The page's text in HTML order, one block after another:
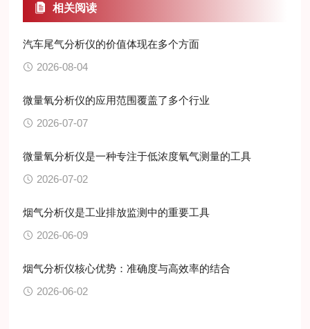
相关阅读
汽车尾气分析仪的价值体现在多个方面
2026-08-04
微量氧分析仪的应用范围覆盖了多个行业
2026-07-07
微量氧分析仪是一种专注于低浓度氧气测量的工具
2026-07-02
烟气分析仪是工业排放监测中的重要工具
2026-06-09
烟气分析仪核心优势：准确度与高效率的结合
2026-06-02